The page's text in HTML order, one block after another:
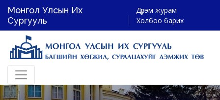
Монгол Улсын Их
Сургууль
Дүрэм журам
Холбоо барих